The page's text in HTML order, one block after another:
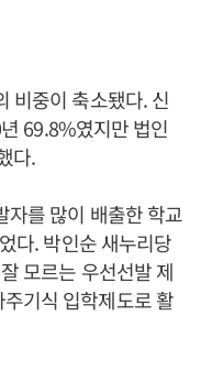
비중이 축소됐다. 신
69.8%였지만 법인
다.
자를 많이 배출한 학교
다. 박인순 새누리당
모르는 우선선발 제
기식 입학제도로 활